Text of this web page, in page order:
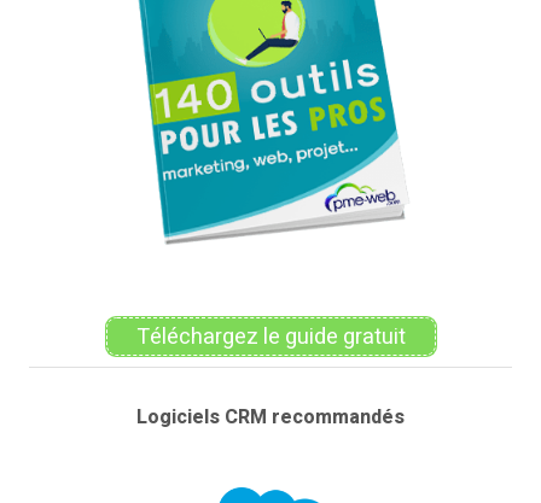
Téléchargez le guide gratuit
Logiciels CRM recommandés